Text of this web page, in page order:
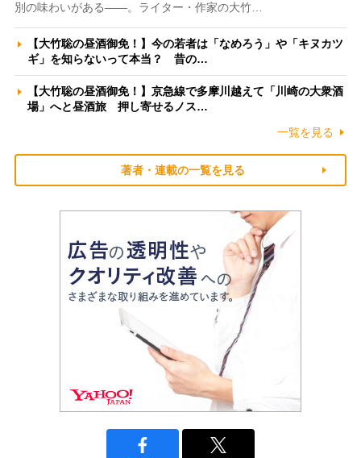
別の味わいがある――。ライター・作家の大竹…
【大竹聡の昼酒御免！】今の若者は「なめろう」や「キヌカツ
ギ」を知らないって本当？ 昔の…
【大竹聡の昼酒御免！】京急線で多摩川越えて「川崎の大衆酒
場」へと昼酒旅 押し寄せるノス…
一覧を見る
著者・連載の一覧を見る